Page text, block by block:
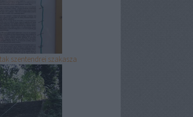
szentendrei szakasza